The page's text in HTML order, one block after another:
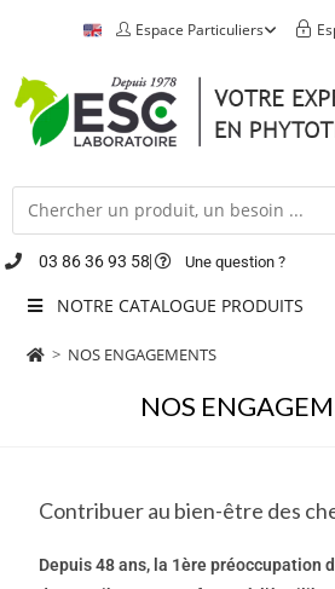
Espace Particuliers
03 86 36 93 58 Une question ?
NOTRE CATALOGUE PRODUITS
> NOS ENGAGEMENTS
NOS
Contribuer au bien-être des
Depuis 48ans, la 1ère préoccupation